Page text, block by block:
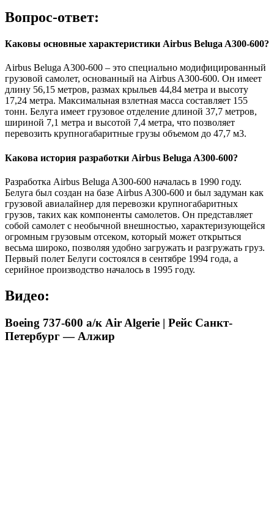
Вопрос-ответ:
Каковы основные характеристики Airbus Beluga A300-600?
Airbus Beluga A300-600 – это специально модифицированный
грузовой самолет, основанный на Airbus A300-600. Он имеет
длину 56,15 метров, размах крыльев 44,84 метра и высоту
17,24 метра. Максимальная взлетная масса составляет 155
тонн. Белуга имеет грузовое отделение длиной 37,7 метров,
шириной 7,1 метра и высотой 7,4 метра, что позволяет
перевозить крупногабаритные грузы объемом до 47,7 м3.
Какова история разработки Airbus Beluga A300-600?
Разработка Airbus Beluga A300-600 началась в 1990 году.
Белуга был создан на базе Airbus A300-600 и был задуман как
грузовой авиалайнер для перевозки крупногабаритных
грузов, таких как компоненты самолетов. Он представляет
собой самолет с необычной внешностью, характеризующейся
огромным грузовым отсеком, который может открыться
весьма широко, позволяя удобно загружать и разгружать груз.
Первый полет Белуги состоялся в сентябре 1994 года, а
серийное производство началось в 1995 году.
Видео:
Boeing 737-600 а/к Air Algerie | Рейс Санкт-
Петербург — Алжир